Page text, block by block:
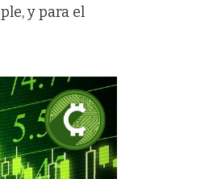
y para el